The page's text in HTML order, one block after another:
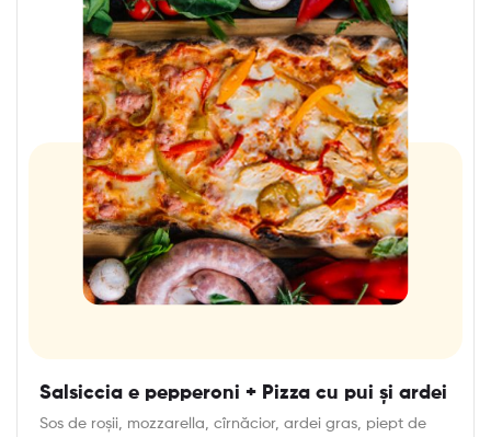
Salsiccia e pepperoni + Pizza cu pui și ardei
Sos de roșii, mozzarella, cîrnăcior, ardei gras, piept de